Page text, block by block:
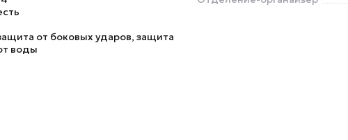
от боковых ударов, защита
воды